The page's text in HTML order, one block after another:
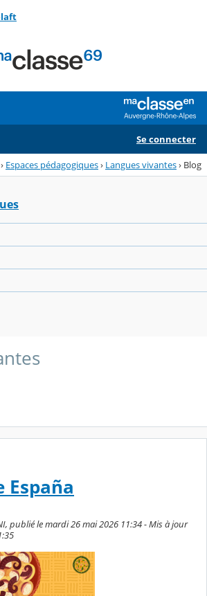
Se connecter
› Espaces pédagogiques› Langues vivantes› Blog
España
publié le mardi 26 mai 2026 11:34 - Mis à jour